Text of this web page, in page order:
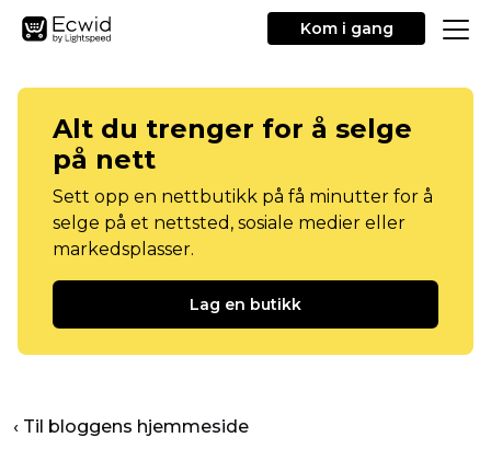
Kom i gang
Alt du trenger for å selge
på nett
Sett opp en nettbutikk på få minutter for å
selge på et nettsted, sosiale medier eller
markedsplasser.
Lag en butikk
‹ Til bloggens hjemmeside